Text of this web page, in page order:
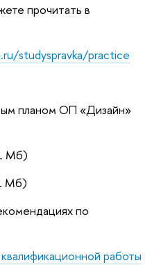
прочитать в
studyspravka/practice
планом ОП «Дизайн»
Мб)
Мб)
по
работы